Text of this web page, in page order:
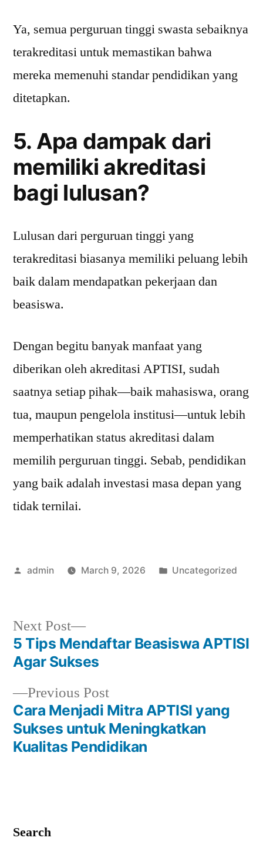
Ya, semua perguruan tinggi swasta sebaiknya
terakreditasi untuk memastikan bahwa
mereka memenuhi standar pendidikan yang
ditetapkan.
5. Apa dampak dari
memiliki akreditasi
bagi lulusan?
Lulusan dari perguruan tinggi yang
terakreditasi biasanya memiliki peluang lebih
baik dalam mendapatkan pekerjaan dan
beasiswa.
Dengan begitu banyak manfaat yang
diberikan oleh akreditasi APTISI, sudah
saatnya setiap pihak—baik mahasiswa, orang
tua, maupun pengelola institusi—untuk lebih
memperhatikan status akreditasi dalam
memilih perguruan tinggi. Sebab, pendidikan
yang baik adalah investasi masa depan yang
tidak ternilai.
Posted
admin March 9, 2026
Posted
Uncategorized
Post
navigation
Previous PostPrevious
post:
Cara Menjadi Mitra APTISI yang
Sukses untuk Meningkatkan
Kualitas Pendidikan
Next Post
Next
post:
5 Tips Mendaftar Beasiswa APTISI
Agar Sukses
Search